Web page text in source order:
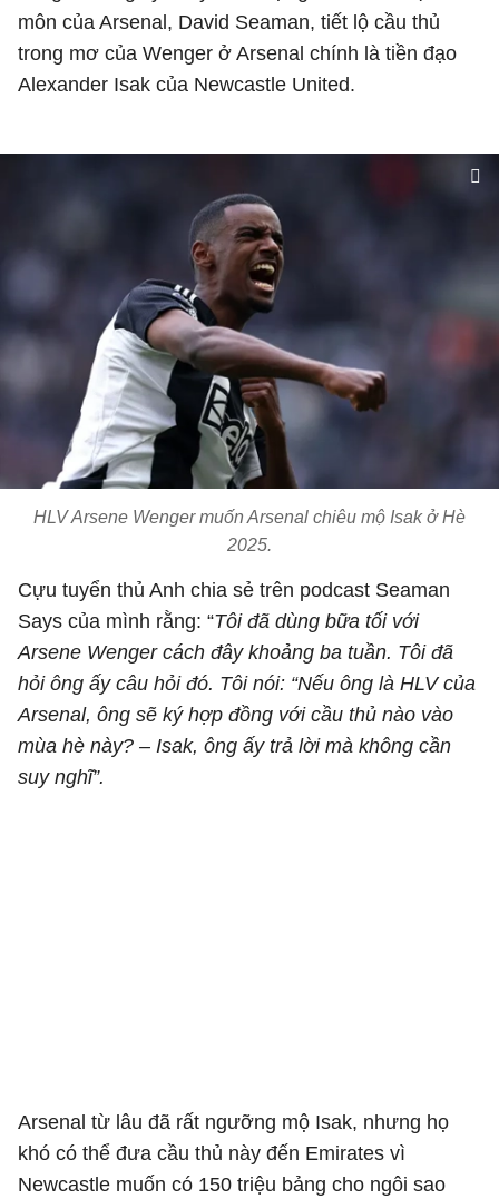
môn của Arsenal, David Seaman, tiết lộ cầu thủ
trong mơ của Wenger ở Arsenal chính là tiền đạo
Alexander Isak của Newcastle United.
HLV Arsene Wenger muốn Arsenal chiêu mộ Isak ở Hè
2025.
Cựu tuyển thủ Anh chia sẻ trên podcast Seaman
Says của mình rằng: “Tôi đã dùng bữa tối với
Arsene Wenger cách đây khoảng ba tuần. Tôi đã
hỏi ông ấy câu hỏi đó. Tôi nói: “Nếu ông là HLV của
Arsenal, ông sẽ ký hợp đồng với cầu thủ nào vào
mùa hè này? – Isak, ông ấy trả lời mà không cần
suy nghĩ”.
Arsenal từ lâu đã rất ngưỡng mộ Isak, nhưng họ
khó có thể đưa cầu thủ này đến Emirates vì
Newcastle muốn có 150 triệu bảng cho ngôi sao